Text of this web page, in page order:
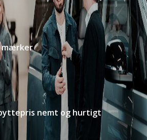
mærker
nemt og hurtigt